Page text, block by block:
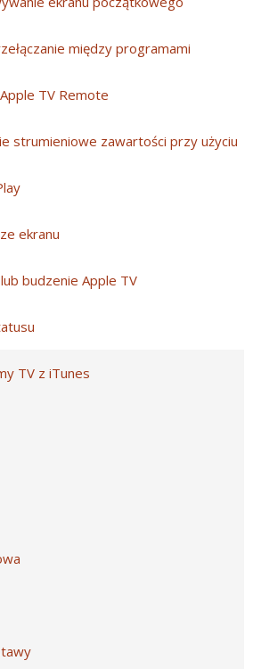
między programami
TV Remote
strumieniowe zawartości przy użyciu
ekranu
budzenie Apple TV
TV z iTunes